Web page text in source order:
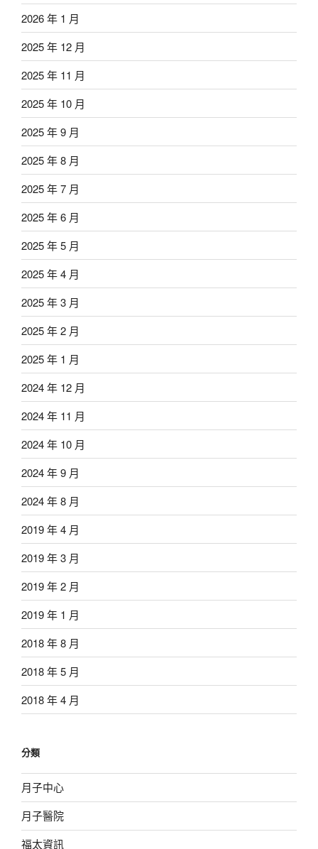
2026 年 1 月
2025 年 12 月
2025 年 11 月
2025 年 10 月
2025 年 9 月
2025 年 8 月
2025 年 7 月
2025 年 6 月
2025 年 5 月
2025 年 4 月
2025 年 3 月
2025 年 2 月
2025 年 1 月
2024 年 12 月
2024 年 11 月
2024 年 10 月
2024 年 9 月
2024 年 8 月
2019 年 4 月
2019 年 3 月
2019 年 2 月
2019 年 1 月
2018 年 8 月
2018 年 5 月
2018 年 4 月
分類
月子中心
月子醫院
福太資訊